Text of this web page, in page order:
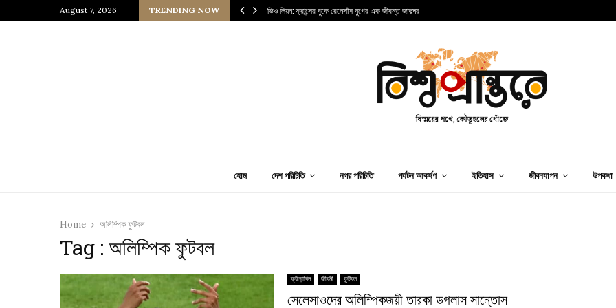
August 7, 2026 TRENDING NOW
জাপানি আধ্যাত্মিকতার ছোঁয়া ভিও লিয়ন: ফ্রান্সের বুকে রেনেসাঁস যুগের এক জীবন্ত জাদুঘর
হোম দেশ পরিচিতি নগর পরিচিতি পর্যটন আকর্ষণ ইতিহাস জীবনযাপন উপকথা
Home অলিম্পিক ফুটবল
Tag : অলিম্পিক ফুটবল
ক্রীড়াবিদ জীবনী ফুটবল
সেলেসাওদের অলিম্পিকজয়ী তারকা ডগলাস সান্তোস